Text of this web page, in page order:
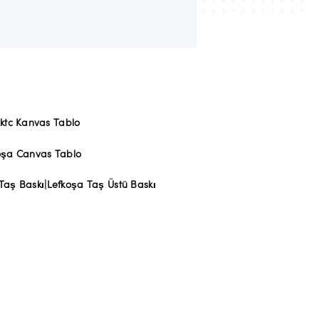
Kanvas Tablo
Canvas Tablo
Baskı Lefkoşa Taş Üstü Baskı